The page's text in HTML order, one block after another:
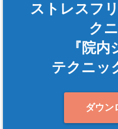
ストレスフ
ク
『院
テクニッ
ダウン